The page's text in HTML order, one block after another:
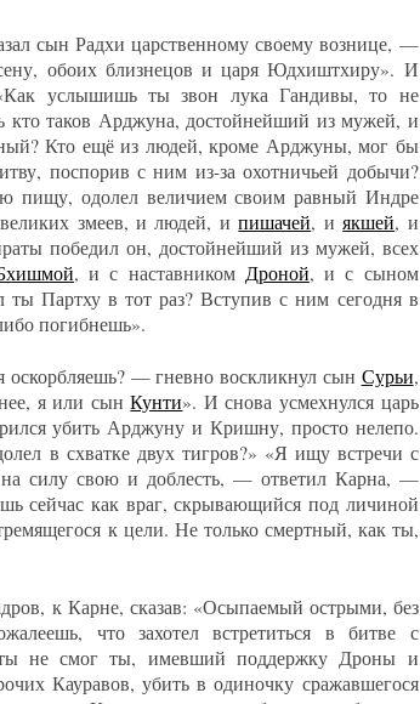
сын Радхи царственному своему вознице, —
обоих близнецов и царя Юдхиштхиру». И
услышишь ты звон лука Гандивы, то не
кто таков Арджуна, достойнейший из мужей, и
Кто ещё из людей, кроме Арджуны, мог бы
поспорив с ним из-за охотничьей добычи?
пищу, одолел величием своим равный Индре
змеев, и людей, ипишачей, иякшей, и
победил он, достойнейший из мужей, всех
, и с наставником Дроной, и с сыном
Партху в тот раз? Вступив с ним сегодня в
погибнешь».
оскорбляешь? — гневно воскликнул сын Сурьи,
я или сынКунти». И снова усмехнулся царь
убить Арджуну и Кришну, просто нелепо.
в схватке двух тигров?» «Я ищу встречи с
силу свою и доблесть, — ответил Карна, —
сейчас как враг, скрывающийся под личиной
к цели. Не только смертный, как ты,
к Карне, сказав: «Осыпаемый острыми, без
что захотел встретиться в битве с
не смог ты, имевший поддержку Дроны и
Кауравов, убить в одиночку сражавшегося